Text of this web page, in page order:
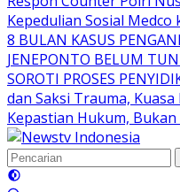
Kepedulian Sosial
8 BULAN KASUS
JENEPONTO BELUM
SOROTI PROSES
dan Saksi Trauma,
Kepastian Hukum,